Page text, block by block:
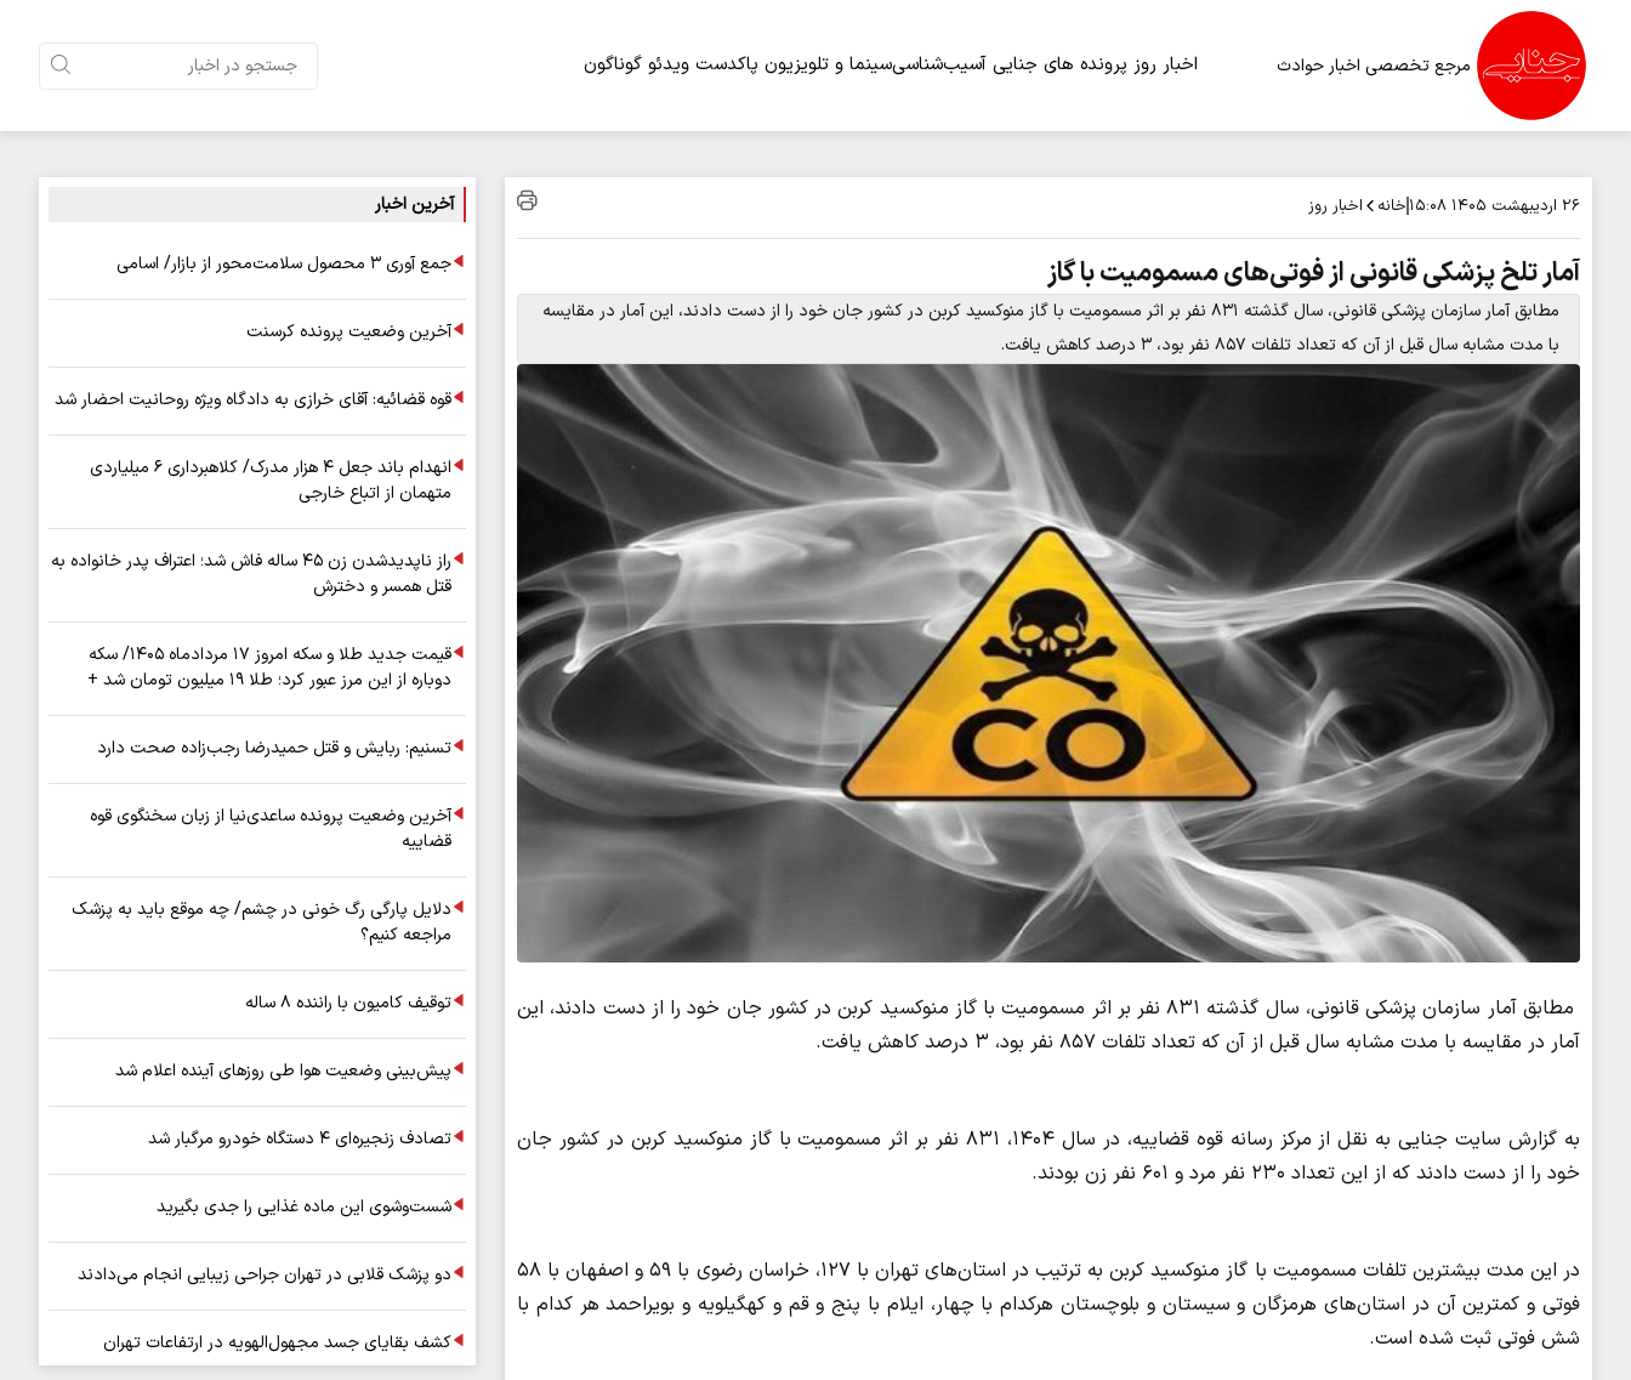
مرجع تخصصی اخبار حوادث اخبار روز پرونده های جنایی آسیب‌شناسیسینما و تلویزیون پاکدست ویدئو گوناگون
۲۶ اردیبهشت ۱۴۰۵ ۱۵:۰۸ خانه اخبار روز
آمار تلخ پزشکی قانونی از فوتی‌های مسمومیت با گاز
مطابق آمار سازمان پزشکی قانونی، سال گذشته ۸۳۱ نفر بر اثر مسمومیت با گاز منوکسید کربن در کشور جان خود را از دست دادند، این آمار در مقایسه
با مدت مشابه سال قبل از آن که تعداد تلفات ۸۵۷ نفر بود، ۳ درصد کاهش یافت.
مطابق آمار سازمان پزشکی قانونی، سال گذشته ۸۳۱ نفر بر اثر مسمومیت با گاز منوکسید کربن در کشور جان خود را از دست دادند، این
آمار در مقایسه با مدت مشابه سال قبل از آن که تعداد تلفات ۸۵۷ نفر بود، ۳ درصد کاهش یافت.
به گزارش سایت جنایی به نقل از مرکز رسانه قوه قضاییه، در سال ۱۴۰۴، ۸۳۱ نفر بر اثر مسمومیت با گاز منوکسید کربن در کشور جان
خود را از دست دادند که از این تعداد ۲۳۰ نفر مرد و ۶۰۱ نفر زن بودند.
در این مدت بیشترین تلفات مسمومیت با گاز منوکسید کربن به ترتیب در استان‌های تهران با ۱۲۷، خراسان رضوی با ۵۹ و اصفهان با ۵۸
فوتی و کمترین آن در استان‌های هرمزگان و سیستان و بلوچستان هرکدام با چهار، ایلام با پنج و قم و کهگیلویه و بویراحمد هر کدام با
شش فوتی ثبت شده است.
آخرین اخبار
جمع آوری ۳ محصول سلامت‌محور از بازار/ اسامی
آخرین وضعیت پرونده کرسنت
قوه قضائیه: آقای خرازی به دادگاه ویژه روحانیت احضار شد
انهدام باند جعل ۴ هزار مدرک/ کلاهبرداری ۶ میلیاردی
متهمان از اتباع خارجی
راز ناپدیدشدن زن ۴۵ ساله فاش شد؛ اعتراف پدر خانواده به
قتل همسر و دخترش
قیمت جدید طلا و سکه امروز ۱۷ مردادماه ۱۴۰۵/ سکه
دوباره از این مرز عبور کرد؛ طلا ۱۹ میلیون تومان شد +
تسنیم: ربایش و قتل حمیدرضا رجب‌زاده صحت دارد
آخرین وضعیت پرونده ساعدی‌نیا از زبان سخنگوی قوه
قضاییه
دلایل پارگی رگ خونی در چشم/ چه موقع باید به پزشک
مراجعه کنیم؟
توقیف کامیون با راننده ۸ ساله
پیش‌بینی وضعیت هوا طی روزهای آینده اعلام شد
تصادف زنجیره‌ای ۴ دستگاه خودرو مرگبار شد
شست‌وشوی این ماده غذایی را جدی بگیرید
دو پزشک قلابی در تهران جراحی زیبایی انجام می‌دادند
کشف بقایای جسد مجهول‌الهویه در ارتفاعات تهران